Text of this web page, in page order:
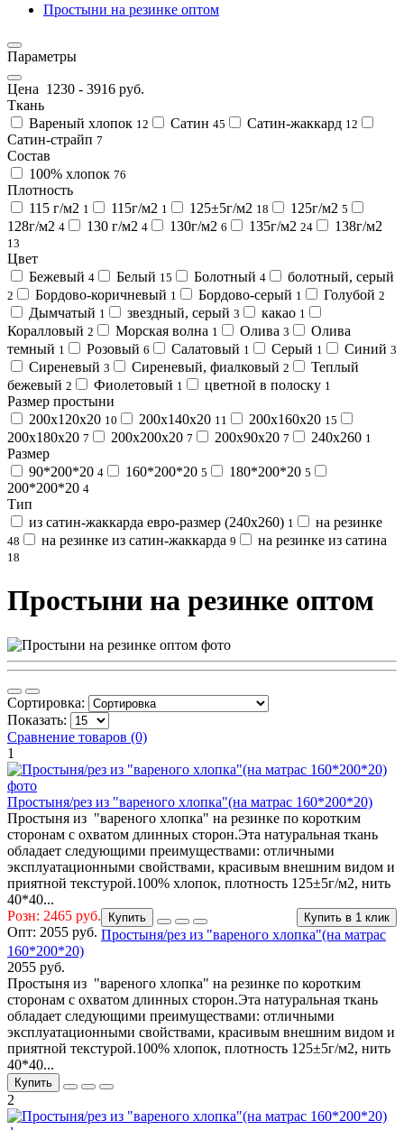
Простыни на резинке оптом
Параметры
Цена 1230 - 3916 руб.
Ткань
Вареный хлопок 12 Сатин 45 Сатин-жаккард 12
Сатин-страйп 7
Состав
100% хлопок 76
Плотность
115 г/м2 1 115г/м2 1 125±5г/м2 18 125г/м2 5
128г/м2 4 130 г/м2 4 130г/м2 6 135г/м2 24 138г/м2
13
Цвет
Бежевый 4 Белый 15 Болотный 4 болотный, серый
2 Бордово-коричневый 1 Бордово-серый 1 Голубой 2
Дымчатый 1 звездный, серый 3 какао 1
Коралловый 2 Морская волна 1 Олива 3
Олива
темный 1 Розовый 6 Салатовый 1 Серый 1 Синий 3
Сиреневый 3 Сиреневый, фиалковый 2
Теплый
бежевый 2 Фиолетовый 1 цветной в полоску 1
Размер простыни
200х120х20 10 200х140х20 11 200х160х20 15
200х180х20 7 200х200х20 7 200х90х20 7 240х260 1
Размер
90*200*20 4 160*200*20 5 180*200*20 5
200*200*20 4
Тип
из сатин-жаккарда евро-размер (240х260) 1 на резинке
48 на резинке из сатин-жаккарда 9 на резинке из сатина
18
Простыни на резинке оптом
Сортировка:
Показать:
Сравнение товаров (0)
1
Простыня/рез из "вареного хлопка"(на матрас 160*200*20)
Простыня из "вареного хлопка" на резинке по коротким
сторонам с охватом длинных сторон.Эта натуральная ткань
обладает следующими преимуществами: отличными
эксплуатационными свойствами, красивым внешним видом и
приятной текстурой.100% хлопок, плотность 125±5г/м2, нить
40*40...
Розн: 2465 руб.
Опт: 2055 руб.
Купить в 1 клик
Купить
Простыня/рез из "вареного хлопка"(на матрас
160*200*20)
2055 руб.
Простыня из "вареного хлопка" на резинке по коротким
сторонам с охватом длинных сторон.Эта натуральная ткань
обладает следующими преимуществами: отличными
эксплуатационными свойствами, красивым внешним видом и
приятной текстурой.100% хлопок, плотность 125±5г/м2, нить
40*40...
Купить
2